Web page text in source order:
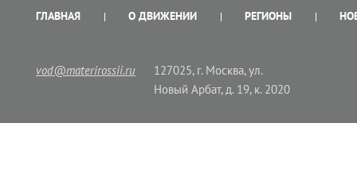
ГЛАВНАЯ О ДВИЖЕНИИ РЕГИОНЫ
vod@materirossii.ru
127025, г. Москва, ул.
Новый Арбат, д. 19, к. 2020